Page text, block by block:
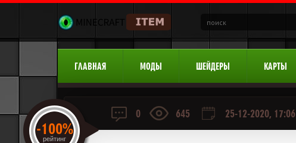
ГЛАВНАЯ МОДЫ ШЕЙДЕРЫ КАРТЫ
0 645 25-12-2020, 17:06
-100%
рейтинг